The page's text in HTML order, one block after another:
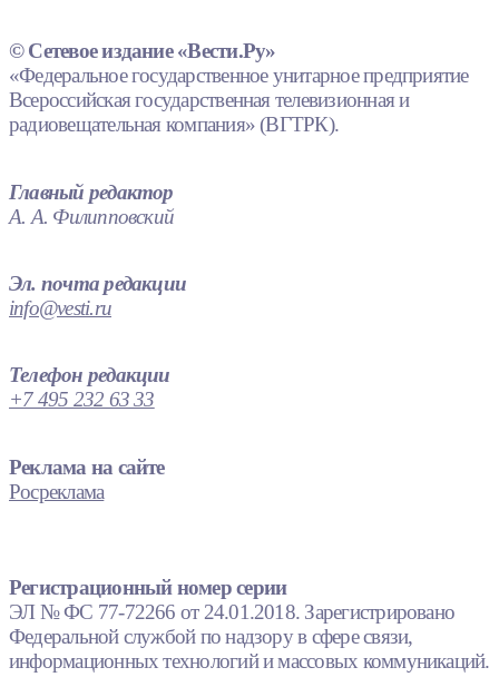
© Сетевое издание «Вести.Ру»
«Федеральное государственное унитарное предприятие
Всероссийская государственная телевизионная и
радиовещательная компания» (ВГТРК).
Главный редактор
А. А. Филипповский
Эл. почта редакции
info@vesti.ru
Телефон редакции
+7 495 232 63 33
Реклама на сайте
Росреклама
Регистрационный номер серии
ЭЛ № ФС 77-72266 от 24.01.2018. Зарегистрировано
Федеральной службой по надзору в сфере связи,
информационных технологий и массовых коммуникаций.